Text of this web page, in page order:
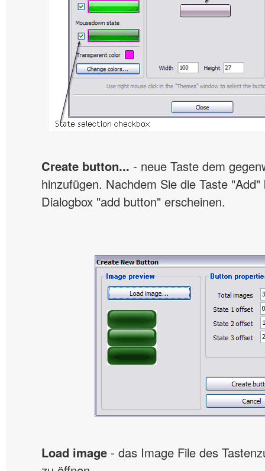
Create button... - neue Taste dem
hinzufügen. Nachdem Sie die Taste
Dialogbox "add button" erscheinen.
Load image - das Image File des